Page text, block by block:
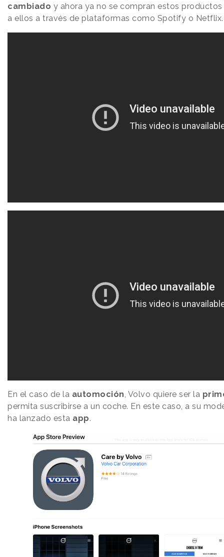
cambiado y ahora ya no se compran estos productos
a ellos a través de plataformas como Spotify o Netflix.
En el caso de la automoción, Volvo quiere ser la
permita suscribirse a un coche. En este caso, a su
ha lanzado esta app.